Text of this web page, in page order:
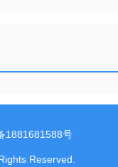
1881681588号
Reserved.